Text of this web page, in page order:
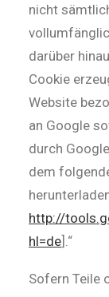
nicht
darüber
Cookie
Website
an Google
durch
dem
http://
hl=de].“
Sofern Teile